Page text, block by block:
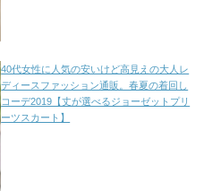
40代女性に人気の安いけど高見えの大人レ
ディースファッション通販。春夏の着回し
コーデ2019【丈が選べるジョーゼットプリ
ーツスカート】